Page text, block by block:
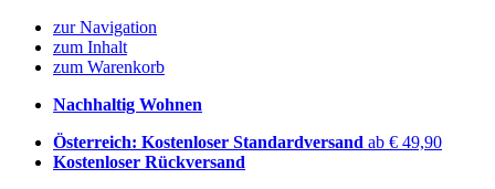
zur Navigation
zum Inhalt
zum Warenkorb
Nachhaltig Wohnen
Österreich: Kostenloser Standardversand ab € 49,90
Kostenloser Rückversand